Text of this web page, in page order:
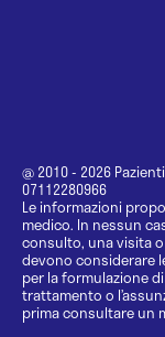
@ 2010 - 2026
07112280966
Le informazioni
medico. In nessun
consulto, una visita
devono considerare
per la formulazione
trattamento o
prima consultare un